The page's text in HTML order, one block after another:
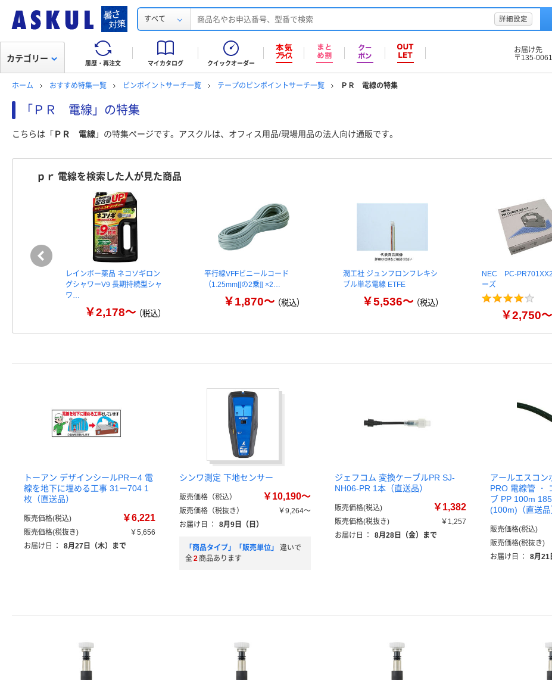
すべて 詳細設定
履歴・再注文 マイカタログ クイックオーダー
お届け先
〒135-0061
カテゴリー
ホーム おすすめ特集一覧 ピンポイントサーチ一覧 テープのピンポイントサーチ一覧 ＰＲ 電線の特集
「ＰＲ 電線」の特集
こちらは「 ＰＲ 電線」の特集ページです。アスクルは、オフィス用品/現場用品の法人向け通販です。
ｐｒ 電線を検索した人が見た商品
レインボー薬品 ネコソギロン
グシャワーV9 長期持続型シャ
ワ…
￥2,178～（税込）
平行線VFFビニールコード
（1.25mm[[の2乗]] ×2…
￥1,870～（税込）
潤工社 ジュンフロンフレキシ
ブル単芯電線 ETFE
￥5,536～（税込）
NEC PC-
ーズ
￥2,750～
トーアン デザインシールPRー4 電
線を地下に埋める工事 31ー704 1
枚（直送品）
販売価格(税込) ￥6,221
販売価格(税抜き)
￥5,656
お届け日
： 8月27日（木）まで
シンワ測定 下地センサー
販売価格（税込） ￥10,190～
販売価格（税抜き）
￥9,264～
お届け日
： 8月9日（日）
「商品タイプ」「販売単位」
違いで
全2 商品あります
ジェフコム 変換ケーブルPR SJ-
NH06-PR 1本（直送品）
販売価格(税込) ￥1,382
販売価格(税抜き)
￥1,257
お届け日
： 8月28日（金）まで
アールエスコン
PRO 電線管 ・
ブ PP 100m
(100m)（直送品
販売価格(税込)
販売価格(税抜き)
お届け日
： 8月21